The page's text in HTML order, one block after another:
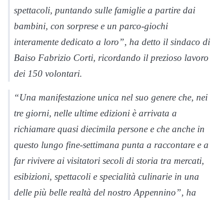
spettacoli, puntando sulle famiglie a partire dai
bambini, con sorprese e un parco-giochi
interamente dedicato a loro”, ha detto il sindaco di
Baiso Fabrizio Corti, ricordando il prezioso lavoro
dei 150 volontari.
“Una manifestazione unica nel suo genere che, nei
tre giorni, nelle ultime edizioni è arrivata a
richiamare quasi diecimila persone e che anche in
questo lungo fine-settimana punta a raccontare e a
far rivivere ai visitatori secoli di storia tra mercati,
esibizioni, spettacoli e specialità culinarie in una
delle più belle realtà del nostro Appennino”, ha